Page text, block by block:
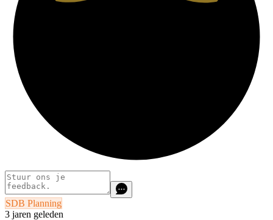
SDB Planning
3 jaren geleden